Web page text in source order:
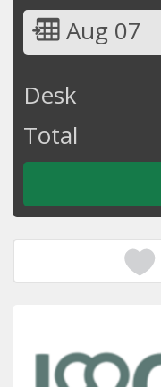
Aug 07
Desk
Total